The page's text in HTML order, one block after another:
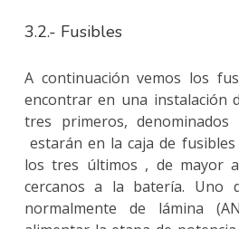
3.2.- Fusibles
A continuación vemos los
encontrar en una instalación
tres primeros, denominados
estarán en la caja de
los tres últimos , de mayor
cercanos a la batería. Uno
normalmente de lámina